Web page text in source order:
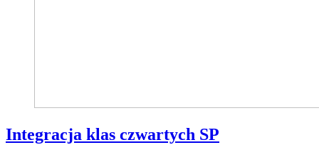
Integracja klas czwartych SP